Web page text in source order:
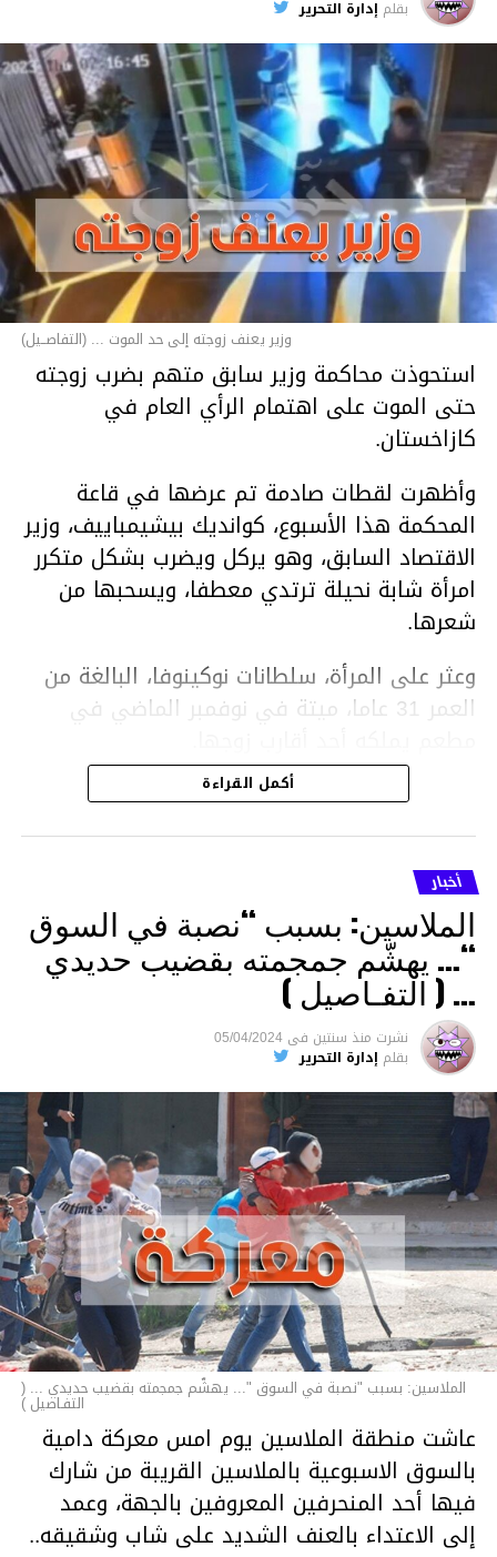
بقلم إدارة التحرير
وزير يعنف زوجته إلى حد الموت ... (التفاصــيل)
استحوذت محاكمة وزير سابق متهم بضرب زوجته
حتى الموت على اهتمام الرأي العام في
كازاخستان.
وأظهرت لقطات صادمة تم عرضها في قاعة
المحكمة هذا الأسبوع، كوانديك بيشيمباييف، وزير
الاقتصاد السابق، وهو يركل ويضرب بشكل متكرر
امرأة شابة نحيلة ترتدي معطفا، ويسحبها من
شعرها.
وعثر على المرأة، سلطانات نوكينوفا، البالغة من
العمر 31 عاما، ميتة في نوفمبر الماضي في
ووفقا لتقرير الطبيب الشرعي، توفيت نوكينوفا
متأثرة بصدمة في الدماغ، وكانت إحدى عظام
أنفها مكسورة وكانت هناك كدمات متعددة على
وجهها ورأسها وذراعيها ويديها.
ويواجه بيشيمباييف (43 عاما) اتهامات بالتعذيب
والقتل باستخدام العنف الشديد ويواجه عقوبة
السجن لمدة تصل إلى 20 عاما.
الأخبار
أكمل القراءة
أخبار
الملاسين: بسبب “نصبة في السوق
“… يهشّم جمجمته بقضيب حديدي
… ( التفـاصيل )
نشرت منذ سنتين فى 05/04/2024
بقلم إدارة التحرير
الملاسين: بسبب "نصبة في السوق "... يهشّم جمجمته بقضيب حديدي ... (
التفـاصيل )
عاشت منطقة الملاسين يوم امس معركة دامية
بالسوق الاسبوعية بالملاسين القريبة من شارك
فيها أحد المنحرفين المعروفين بالجهة، وعمد
إلى الاعتداء بالعنف الشديد على شاب وشقيقه..